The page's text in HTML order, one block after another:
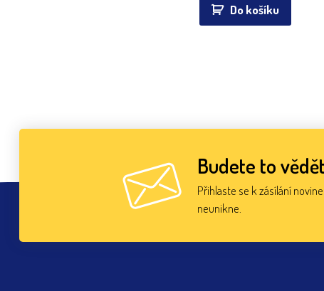
Do košíku
Budete to
Přihlaste se k zásílání
neunikne.